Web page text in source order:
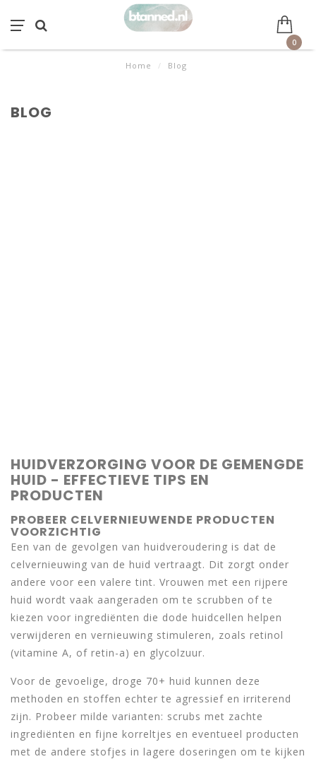
0
Home / Blog
BLOG
HUIDVERZORGING VOOR DE GEMENGDE
HUID - EFFECTIEVE TIPS EN
PRODUCTEN
PROBEER CELVERNIEUWENDE PRODUCTEN
VOORZICHTIG
Een van de gevolgen van huidveroudering is dat de
celvernieuwing van de huid vertraagt. Dit zorgt onder
andere voor een valere tint. Vrouwen met een rijpere
huid wordt vaak aangeraden om te scrubben of te
kiezen voor ingrediënten die dode huidcellen helpen
verwijderen en vernieuwing stimuleren, zoals retinol
(vitamine A, of retin-a) en glycolzuur.
Voor de gevoelige, droge 70+ huid kunnen deze
methoden en stoffen echter te agressief en irriterend
zijn. Probeer milde varianten: scrubs met zachte
ingrediënten en fijne korreltjes en eventueel producten
met de andere stofjes in lagere doseringen om te kijken